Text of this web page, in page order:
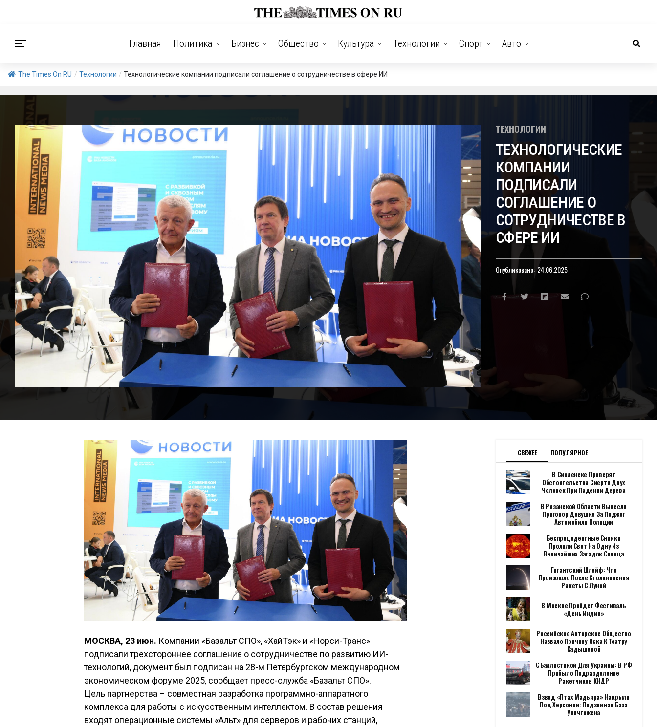
Главная Политика Бизнес Общество Культура Технологии Спорт Авто
The Times On RU / Технологии / Технологические компании подписали соглашение о сотрудничестве в сфере ИИ
ТЕХНОЛОГИИ
ТЕХНОЛОГИЧЕСКИЕ
КОМПАНИИ
ПОДПИСАЛИ
СОГЛАШЕНИЕ О
СОТРУДНИЧЕСТВЕ В
СФЕРЕ ИИ
Опубликовано: 24.06.2025
МОСКВА, 23 июн. Компании «Базальт СПО», «ХайТэк» и «Норси-Транс»
подписали трехстороннее соглашение о сотрудничестве по развитию ИИ-
технологий, документ был подписан на 28-м Петербургском международном
экономическом форуме 2025, сообщает пресс-служба «Базальт СПО».
Цель партнерства – совместная разработка программно-аппаратного
комплекса для работы с искусственным интеллектом. В состав решения
входят операционные системы «Альт» для серверов и рабочих станций,
СВЕЖЕЕ ПОПУЛЯРНОЕ
В Смоленске Проверят
Обстоятельства Смерти Двух
Человек При Падении Дерева
В Рязанской Области Вынесли
Приговор Девушке За Поджог
Автомобиля Полиции
Беспрецедентные Снимки
Пролили Свет На Одну Из
Величайших Загадок Солнца
Гигантский Шлейф: Что
Произошло После Столкновения
Ракеты С Луной
В Москве Пройдет Фестиваль
«День Индии»
Российское Авторское Общество
Назвало Причину Иска К Театру
Кадышевой
С Баллистикой Для Украины: В РФ
Прибыло Подразделение
Ракетчиков КНДР
Взвод «Птах Мадьяра» Накрыли
Под Херсоном: Подземная База
Уничтожена